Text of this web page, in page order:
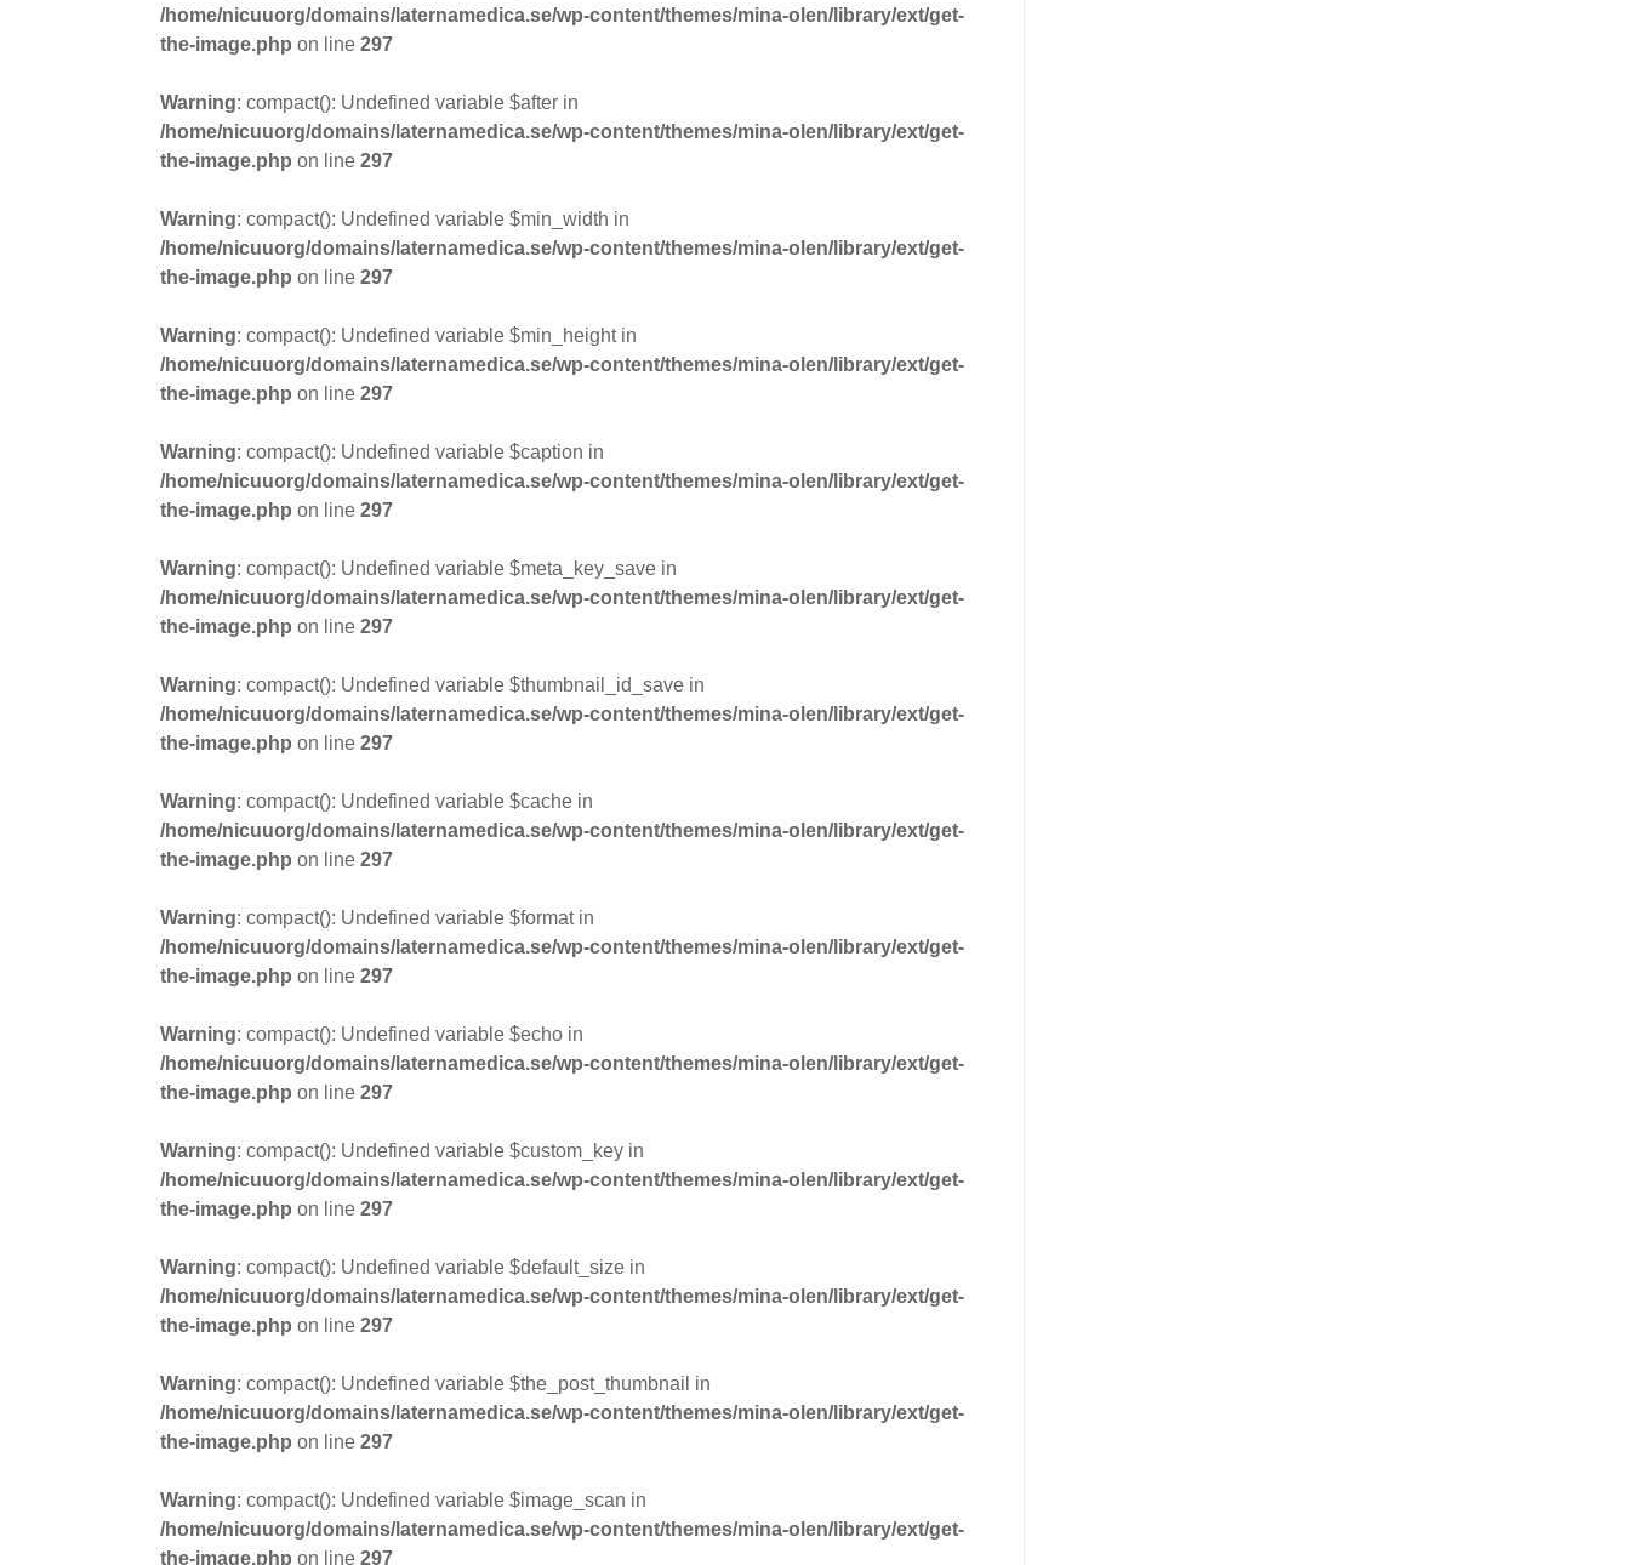
/home/nicuuorg/domains/laternamedica.se/wp-content/themes/mina-olen/library/ext/get-
the-image.php on line 297
Warning: compact(): Undefined variable $after in
/home/nicuuorg/domains/laternamedica.se/wp-content/themes/mina-olen/library/ext/get-
the-image.php on line 297
Warning: compact(): Undefined variable $min_width in
/home/nicuuorg/domains/laternamedica.se/wp-content/themes/mina-olen/library/ext/get-
the-image.php on line 297
Warning: compact(): Undefined variable $min_height in
/home/nicuuorg/domains/laternamedica.se/wp-content/themes/mina-olen/library/ext/get-
the-image.php on line 297
Warning: compact(): Undefined variable $caption in
/home/nicuuorg/domains/laternamedica.se/wp-content/themes/mina-olen/library/ext/get-
the-image.php on line 297
Warning: compact(): Undefined variable $meta_key_save in
/home/nicuuorg/domains/laternamedica.se/wp-content/themes/mina-olen/library/ext/get-
the-image.php on line 297
Warning: compact(): Undefined variable $thumbnail_id_save in
/home/nicuuorg/domains/laternamedica.se/wp-content/themes/mina-olen/library/ext/get-
the-image.php on line 297
Warning: compact(): Undefined variable $cache in
/home/nicuuorg/domains/laternamedica.se/wp-content/themes/mina-olen/library/ext/get-
the-image.php on line 297
Warning: compact(): Undefined variable $format in
/home/nicuuorg/domains/laternamedica.se/wp-content/themes/mina-olen/library/ext/get-
the-image.php on line 297
Warning: compact(): Undefined variable $echo in
/home/nicuuorg/domains/laternamedica.se/wp-content/themes/mina-olen/library/ext/get-
the-image.php on line 297
Warning: compact(): Undefined variable $custom_key in
/home/nicuuorg/domains/laternamedica.se/wp-content/themes/mina-olen/library/ext/get-
the-image.php on line 297
Warning: compact(): Undefined variable $default_size in
/home/nicuuorg/domains/laternamedica.se/wp-content/themes/mina-olen/library/ext/get-
the-image.php on line 297
Warning: compact(): Undefined variable $the_post_thumbnail in
/home/nicuuorg/domains/laternamedica.se/wp-content/themes/mina-olen/library/ext/get-
the-image.php on line 297
Warning: compact(): Undefined variable $image_scan in
/home/nicuuorg/domains/laternamedica.se/wp-content/themes/mina-olen/library/ext/get-
the-image.php on line 297